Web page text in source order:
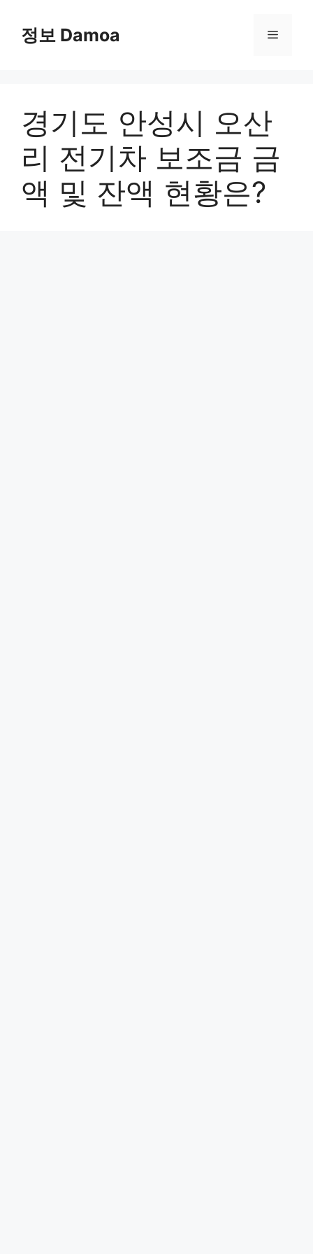
content정보 Damoa Menu
경기도 안성시 오산
리 전기차 보조금 금
액 및 잔액 현황은?